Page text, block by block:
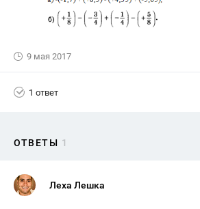
9 мая 2017
1 ответ
ОТВЕТЫ 1
Леха Лешка